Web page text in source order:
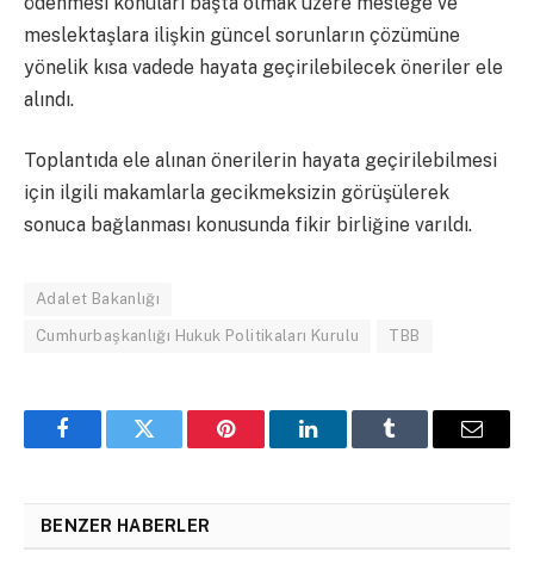
meslektaşlara ilişkin güncel sorunların çözümüne
yönelik kısa vadede hayata geçirilebilecek öneriler ele
alındı.
Toplantıda ele alınan önerilerin hayata geçirilebilmesi
için ilgili makamlarla gecikmeksizin görüşülerek
sonuca bağlanması konusunda fikir birliğine varıldı.
Adalet Bakanlığı
Cumhurbaşkanlığı Hukuk Politikaları Kurulu TBB
FacebookTwitter Pinterest LinkedInTumblr Email
BENZER HABERLER